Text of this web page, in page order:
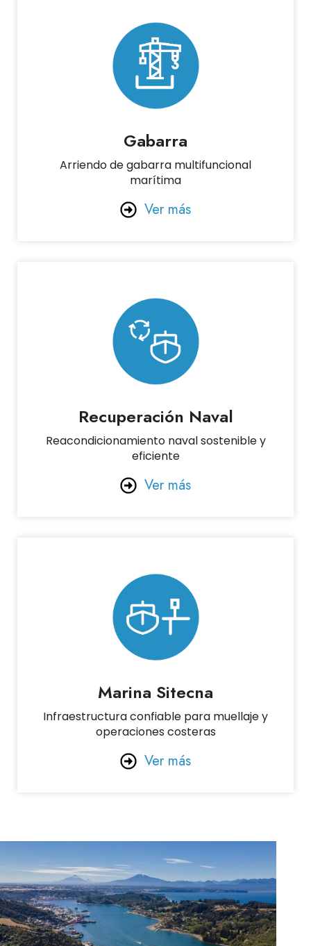
Gabarra
Arriendo de gabarra multifuncional
marítima
Ver más
Recuperación Naval
Reacondicionamiento naval sostenible y
eficiente
Ver más
Marina Sitecna
Infraestructura confiable para muellaje y
operaciones costeras
Ver más